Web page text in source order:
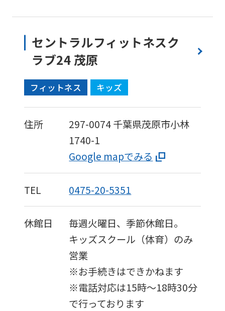
セントラルフィットネスク
ラブ24 茂原
フィットネス キッズ
住所 297-0074千葉県茂原市小林
1740-1
Google mapでみる
TEL 0475-20-5351
休館日
毎週火曜日、季節休館日。
キッズスクール（体育）のみ
営業
※お手続きはできかねます
※電話対応は15時～18時30分
で行っております
this
be
translated
mechanically,
it
may
not
be
an
accurate
The
translation
may